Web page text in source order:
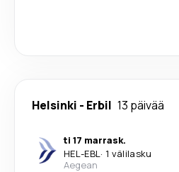
Helsinki - Erbil 13 päivää
ti 17 marrask.
HEL-EBL· 1 välilasku
Aegean